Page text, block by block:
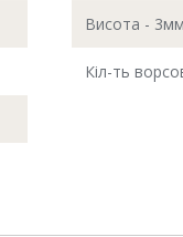
Висота - 3мм
Кіл-ть